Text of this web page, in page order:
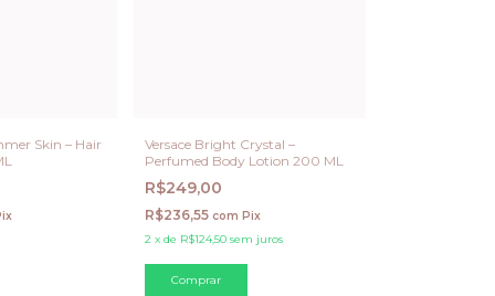
Skin – Hair
Versace Bright Crystal –
Perfumed Body Lotion 200 ML
R$249,00
R$236,55 com Pix
2 x de R$124,50 sem juros